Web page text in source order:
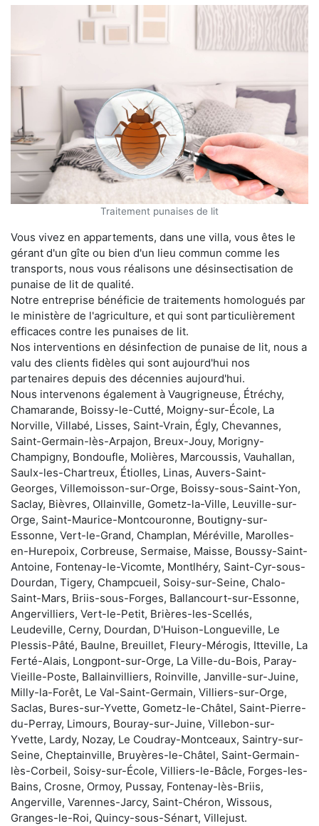
Traitement punaises de lit
Vous vivez en appartements, dans une villa, vous êtes le
gérant d'un gîte ou bien d'un lieu commun comme les
transports, nous vous réalisons une désinsectisation de
punaise de lit de qualité.
Notre entreprise bénéficie de traitements homologués par
le ministère de l'agriculture, et qui sont particulièrement
efficaces contre les punaises de lit.
Nos interventions en désinfection de punaise de lit, nous a
valu des clients fidèles qui sont aujourd'hui nos
partenaires depuis des décennies aujourd'hui.
Nous intervenons également à Vaugrigneuse, Étréchy,
Chamarande, Boissy-le-Cutté, Moigny-sur-École, La
Norville, Villabé, Lisses, Saint-Vrain, Égly, Chevannes,
Saint-Germain-lès-Arpajon, Breux-Jouy, Morigny-
Champigny, Bondoufle, Molières, Marcoussis, Vauhallan,
Saulx-les-Chartreux, Étiolles, Linas, Auvers-Saint-
Georges, Villemoisson-sur-Orge, Boissy-sous-Saint-Yon,
Saclay, Bièvres, Ollainville, Gometz-la-Ville, Leuville-sur-
Orge, Saint-Maurice-Montcouronne, Boutigny-sur-
Essonne, Vert-le-Grand, Champlan, Méréville, Marolles-
en-Hurepoix, Corbreuse, Sermaise, Maisse, Boussy-Saint-
Antoine, Fontenay-le-Vicomte, Montlhéry, Saint-Cyr-sous-
Dourdan, Tigery, Champcueil, Soisy-sur-Seine, Chalo-
Saint-Mars, Briis-sous-Forges, Ballancourt-sur-Essonne,
Angervilliers, Vert-le-Petit, Brières-les-Scellés,
Leudeville, Cerny, Dourdan, D'Huison-Longueville, Le
Plessis-Pâté, Baulne, Breuillet, Fleury-Mérogis, Itteville, La
Ferté-Alais, Longpont-sur-Orge, La Ville-du-Bois, Paray-
Vieille-Poste, Ballainvilliers, Roinville, Janville-sur-Juine,
Milly-la-Forêt, Le Val-Saint-Germain, Villiers-sur-Orge,
Saclas, Bures-sur-Yvette, Gometz-le-Châtel, Saint-Pierre-
du-Perray, Limours, Bouray-sur-Juine, Villebon-sur-
Yvette, Lardy, Nozay, Le Coudray-Montceaux, Saintry-sur-
Seine, Cheptainville, Bruyères-le-Châtel, Saint-Germain-
lès-Corbeil, Soisy-sur-École, Villiers-le-Bâcle, Forges-les-
Bains, Crosne, Ormoy, Pussay, Fontenay-lès-Briis,
Angerville, Varennes-Jarcy, Saint-Chéron, Wissous,
Granges-le-Roi, Quincy-sous-Sénart, Villejust.